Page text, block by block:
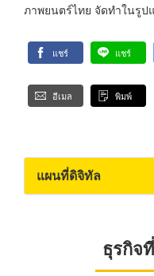
ภาพยนตร์ไทย จัดทำในรูป
แชร์ แชร์
อีเมล พิมพ์
แผนที่ดิจิทัล
ธุรกิจ